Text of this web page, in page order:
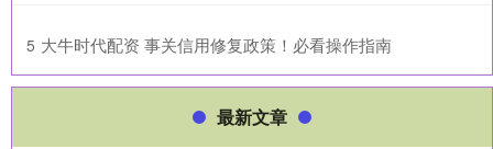
5 ​大牛时代配资 事关信用修复政策！必看操作指南
最新文章